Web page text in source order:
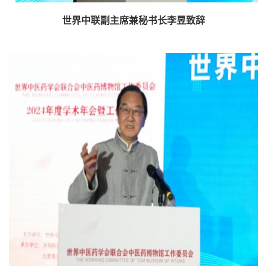
世界中联副主席兼秘书长李昱致辞